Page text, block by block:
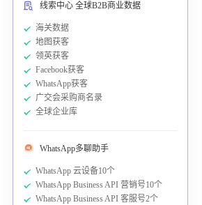
线索中心 全球B2B商业数据
海关数据
地图获客
领英获客
Facebook获客
WhatsApp获客
广交会采购商名录
全球企业库
WhatsApp多聊助手
WhatsApp 云设备10个
WhatsApp Business API 营销号10个
WhatsApp Business API 客服号2个